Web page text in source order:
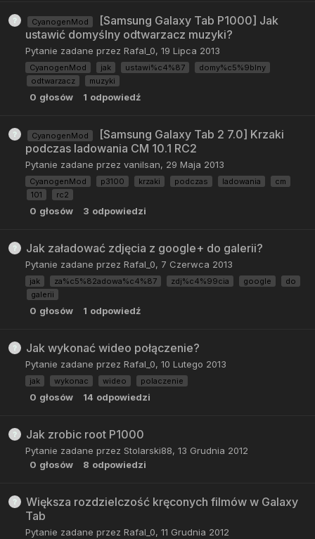
CyanogenMod
[Samsung Galaxy Tab P1000] Jak
ustawić domyślny odtwarzacz muzyki?
Pytanie zadane przez Rafal_0, 19 Lipca 2013
CyanogenMod jak ustawi%c4%87
domy%c5%9blny
odtwarzacz
muzyki
0 głosów 1 odpowiedź
CyanogenMod
[Samsung Galaxy Tab 2 7.0] Krzaki
podczas ladowania CM 10.1 RC2
Pytanie zadane przez vanilsan, 29 Maja 2013
CyanogenMod p3100 krzaki podczas ladowania
cm
101
rc2
0 głosów 3 odpowiedzi
Jak załadować zdjęcia z google+ do galerii?
Pytanie zadane przez Rafal_0, 7 Czerwca 2013
jak za%c5%82adowa%c4%87 zdj%c4%99cia google
do
galerii
0 głosów 1 odpowiedź
Jak wykonać wideo połączenie?
Pytanie zadane przez Rafal_0, 10 Lutego 2013
jak wykonac wideo polaczenie
0 głosów 14 odpowiedzi
Jak zrobic root P1000
Pytanie zadane przez Stolarski88, 13 Grudnia 2012
0 głosów 8 odpowiedzi
Większa rozdzielczość kręconych filmów w Galaxy
Tab
Pytanie zadane przez Rafal_0, 11 Grudnia 2012